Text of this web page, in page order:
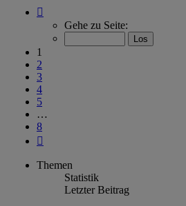
von
Gehe zu Seite:
1
2
3
4
5
…
8
Themen
Statistik
Letzter Beitrag